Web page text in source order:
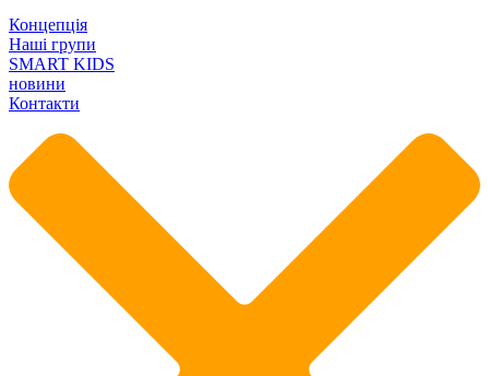
Концепція
Наші групи
SMART KIDS
новини
Контакти